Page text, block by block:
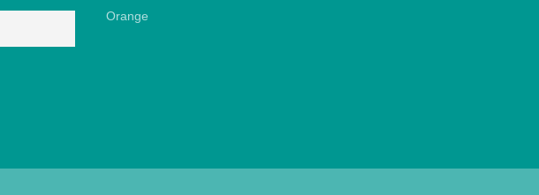
Orange